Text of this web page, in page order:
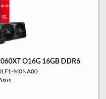
O16G 16GB DDR6
M0NA00